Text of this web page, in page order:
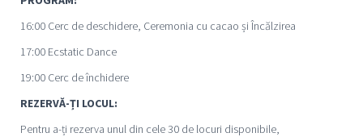
16:00 Cerc de deschidere, Ceremonia cu cacao și Încălzirea
17:00 Ecstatic Dance
19:00 Cerc de închidere
REZERVĂ-ȚI LOCUL:
Pentru a-ți rezerva unul din cele 30 de locuri disponibile,